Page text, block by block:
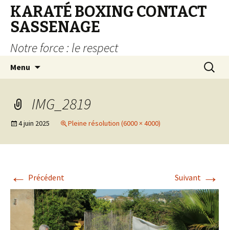
KARATÉ BOXING CONTACT
SASSENAGE
Notre force : le respect
Menu
IMG_2819
4 juin 2025 Pleine résolution (6000 × 4000)
← Précédent Suivant →